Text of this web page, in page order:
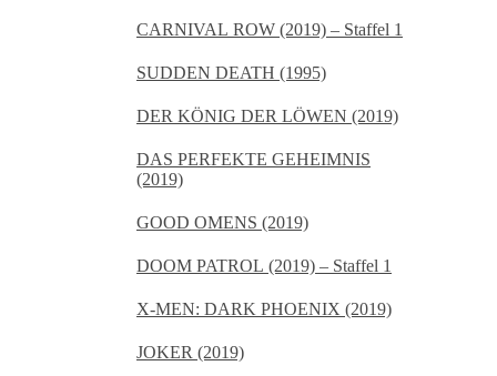
CARNIVAL ROW (2019) – Staffel 1
SUDDEN DEATH (1995)
DER KÖNIG DER LÖWEN (2019)
DAS PERFEKTE GEHEIMNIS
(2019)
GOOD OMENS (2019)
DOOM PATROL (2019) – Staffel 1
X-MEN: DARK PHOENIX (2019)
JOKER (2019)